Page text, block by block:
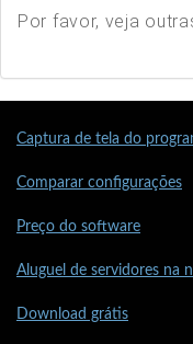
Por favor, veja
Captura de tela do
Comparar configurações
Preço do software
Aluguel de servidores na
Download grátis